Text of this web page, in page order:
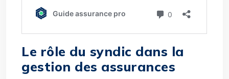
Le rôle du syndic dans la
gestion des assurances